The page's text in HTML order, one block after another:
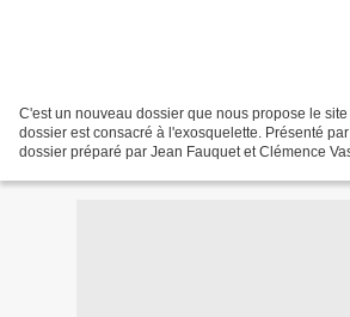
C'est un nouveau dossier que nous propose le site
dossier est consacré à l'exosquelette. Présenté
dossier préparé par Jean Fauquet et Clémence